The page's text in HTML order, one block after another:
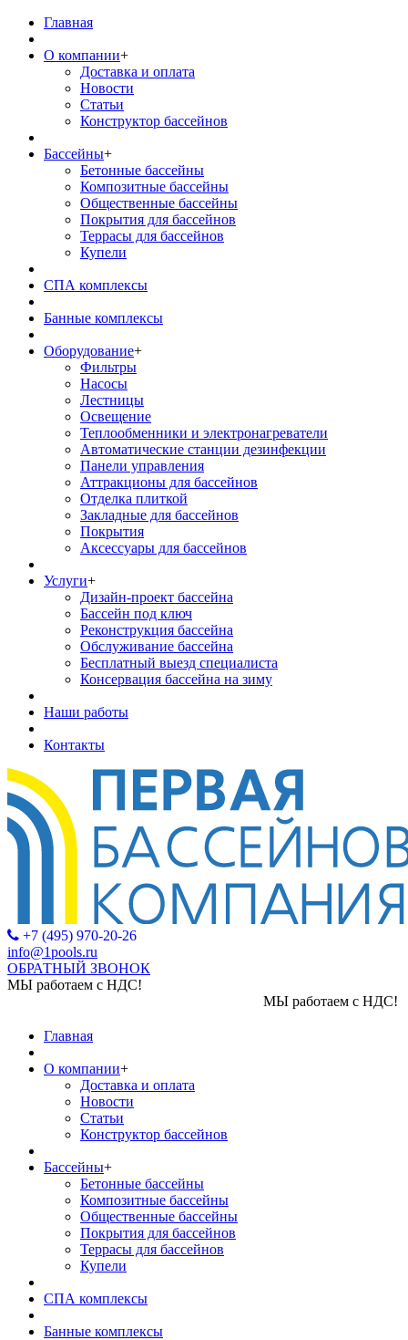
Главная
О компании+
Доставка и оплата
Новости
Статьи
Конструктор бассейнов
Бассейны+
Бетонные бассейны
Композитные бассейны
Общественные бассейны
Покрытия для бассейнов
Террасы для бассейнов
Купели
СПА комплексы
Банные комплексы
Оборудование+
Фильтры
Насосы
Лестницы
Освещение
Теплообменники и электронагреватели
Автоматические станции дезинфекции
Панели управления
Аттракционы для бассейнов
Отделка плиткой
Закладные для бассейнов
Покрытия
Аксессуары для бассейнов
Услуги+
Дизайн-проект бассейна
Бассейн под ключ
Реконструкция бассейна
Обслуживание бассейна
Бесплатный выезд специалиста
Консервация бассейна на зиму
Наши работы
Контакты
+7 (495) 970-20-26
info@1pools.ru
ОБРАТНЫЙ ЗВОНОК
МЫ работаем с НДС!
Главная
О компании+
Доставка и оплата
Новости
Статьи
Конструктор бассейнов
Бассейны+
Бетонные бассейны
Композитные бассейны
Общественные бассейны
Покрытия для бассейнов
Террасы для бассейнов
Купели
СПА комплексы
Банные комплексы